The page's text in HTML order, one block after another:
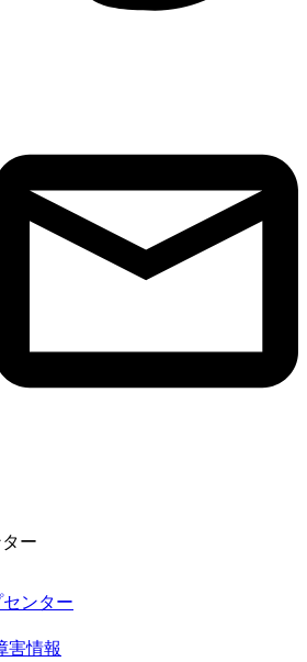
ー
センター
害情報